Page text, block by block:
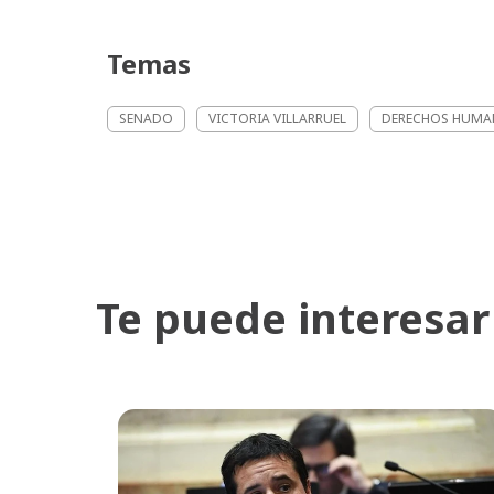
Temas
SENADO VICTORIA VILLARRUEL DERECHOS
Te puede interesar